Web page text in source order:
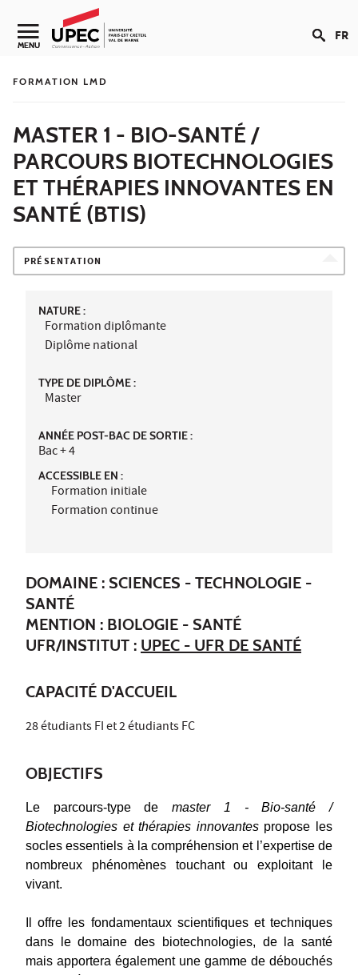
Aller au contenu
Navigation secondaire
MENU FR
FORMATION LMD
MASTER 1 - BIO-SANTÉ /
PARCOURS BIOTECHNOLOGIES
ET THÉRAPIES INNOVANTES EN
SANTÉ (BTIS)
PRÉSENTATION
NATURE :
Formation diplômante
Diplôme national
TYPE DE DIPLÔME :
Master
ANNÉE POST-BAC DE SORTIE :
Bac + 4
ACCESSIBLE EN :
Formation initiale
Formation continue
DOMAINE : SCIENCES - TECHNOLOGIE -
SANTÉ
MENTION : BIOLOGIE - SANTÉ
UFR/INSTITUT : UPEC - UFR DE SANTÉ
CAPACITÉ D'ACCUEIL
28 étudiants FI et 2 étudiants FC
OBJECTIFS
Le parcours-type demaster 1 - Bio-santé /
Biotechnologies et thérapies innovantespropose les
socles essentiels à la compréhension et l’expertise de
nombreux phénomènes touchant ou exploitant le
vivant.
Il offre les fondamentaux scientifiques et techniques
dans le domaine des biotechnologies, de la santé
mais apportera également une gamme de débouchés